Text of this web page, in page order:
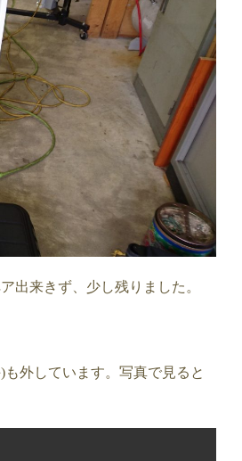
出来きず、少し残りました。
外しています。写真で見ると